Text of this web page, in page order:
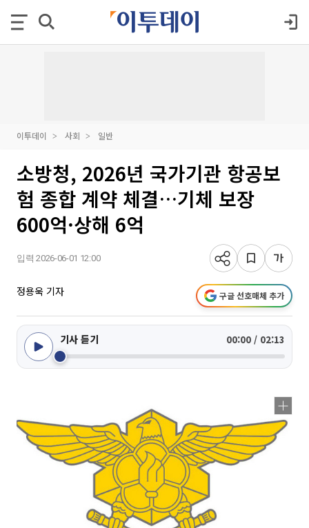
이투데이 사회 일반
소방청, 2026년 국가기관 항공보
험 종합 계약 체결…기체 보장
600억·상해 6억
입력 2026-06-01 12:00
정용욱 기자 구글 선호매체 추가
기사 듣기 00:00 / 02:13